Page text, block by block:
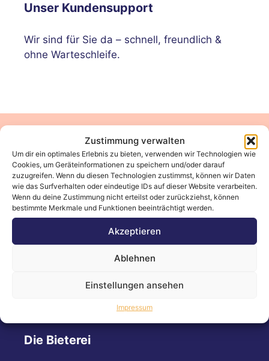
Zustimmung verwalten
Um dir ein optimales Erlebnis zu bieten, verwenden wir Technologien wie
Cookies, um Geräteinformationen zu speichern und/oder darauf
zuzugreifen. Wenn du diesen Technologien zustimmst, können wir Daten
wie das Surfverhalten oder eindeutige IDs auf dieser Website verarbeiten.
Wenn du deine Zustimmung nicht erteilst oder zurückziehst, können
bestimmte Merkmale und Funktionen beeinträchtigt werden.
Akzeptieren
Ablehnen
Einstellungen ansehen
Impressum
Unser Kundensupport
Wir sind für Sie da – schnell, freundlich &
ohne Warteschleife.
Folgen Sie uns!
Bleiben Sie immer auf dem Laufenden!
Instagram
Facebook
LinkedIn
Die Bieterei